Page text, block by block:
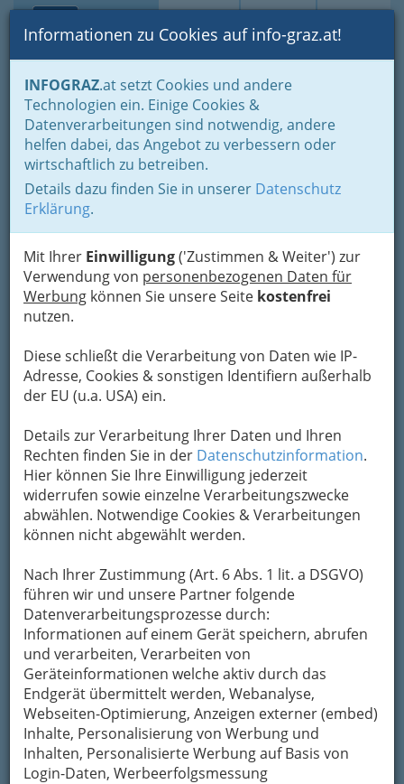
Suche Login Toggle
Informationen zu Cookies auf info-graz.at!
INFOGRAZ.at setzt Cookies und andere
Technologien ein. Einige Cookies &
Datenverarbeitungen sind notwendig, andere
helfen dabei, das Angebot zu verbessern oder
wirtschaftlich zu betreiben.
Details dazu finden Sie in unserer Datenschutz
Erklärung.
Mit Ihrer Einwilligung('Zustimmen & Weiter') zur
Verwendung von personenbezogenen Daten für
Werbung können Sie unsere Seite kostenfrei
nutzen.
Diese schließt die Verarbeitung von Daten wie IP-
Adresse, Cookies & sonstigen Identifiern außerhalb
der EU (u.a. USA) ein.
Details zur Verarbeitung Ihrer Daten und Ihren
Rechten finden Sie in der Datenschutzinformation.
Hier können Sie Ihre Einwilligung jederzeit
widerrufen sowie einzelne Verarbeitungszwecke
abwählen. Notwendige Cookies & Verarbeitungen
können nicht abgewählt werden.
Nach Ihrer Zustimmung (Art. 6 Abs. 1 lit. a DSGVO)
führen wir und unsere Partner folgende
Datenverarbeitungsprozesse durch:
Informationen auf einem Gerät speichern, abrufen
und verarbeiten, Verarbeiten von
Geräteinformationen welche aktiv durch das
Endgerät übermittelt werden, Webanalyse,
Webseiten-Optimierung, Anzeigen externer (embed)
Inhalte, Personalisierung von Werbung und
Inhalten, Personalisierte Werbung auf Basis von
Login-Daten, Werbeerfolgsmessung
Home Lifestyle
Gleichklang für Körper, Geist und Seele
Adressen von Seminaranbietern
Paarberatung -
Paartherapie Karin & Harald
Kölbl
Körösistraße 48 c 1. Stock, 8010 Graz
+43 699 1219 1608
+43 699 1209 6813
Karte
Karte anzeigen
Kontaktaufnahme
Um die Info-Graz Firmenvor Spam-Mails zu
bewahren, verwenden wir an dieser Stelle zur
Übermittlung Ihrer Nachricht ein sicheres
Formular. Ihre Nachricht wird nach dem
Absenden umgehend per Mail an das
Unternehmen Paarberatung - Paartherapie
Karin & Harald Kölbl weitergeleitet.
Mein Name
Meine Email Adresse
Mein Betreff